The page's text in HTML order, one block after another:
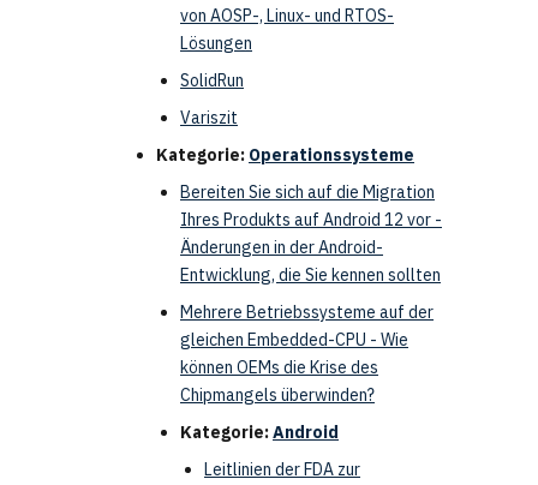
von AOSP-, Linux- und RTOS-
Lösungen
SolidRun
Variszit
Kategorie: Operationssysteme
Bereiten Sie sich auf die Migration
Ihres Produkts auf Android 12 vor -
Änderungen in der Android-
Entwicklung, die Sie kennen sollten
Mehrere Betriebssysteme auf der
gleichen Embedded-CPU - Wie
können OEMs die Krise des
Chipmangels überwinden?
Kategorie:Android
Leitlinien der FDA zur